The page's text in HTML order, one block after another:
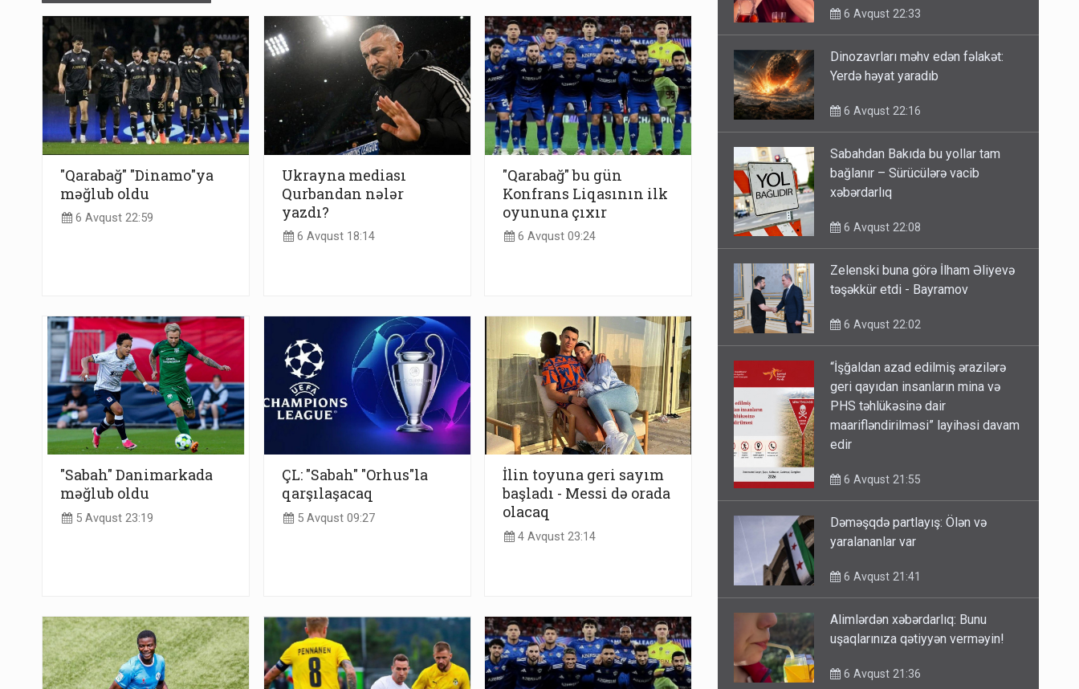
"Qarabağ" "Dinamo"ya
məğlub oldu
6 Avqust 22:59
Ukrayna mediası
Qurbandan nələr
yazdı?
6 Avqust 18:14
"Qarabağ" bu gün
Konfrans Liqasının ilk
oyununa çıxır
6 Avqust 09:24
"Sabah" Danimarkada
məğlub oldu
5 Avqust 23:19
ÇL: "Sabah" "Orhus"la
qarşılaşacaq
5 Avqust 09:27
İlin toyuna geri sayım
başladı - Messi də orada
olacaq
4 Avqust 23:14
6 Avqust 22:33
Dinozavrları məhv edən fəlakət:
Yerdə həyat yaradıb
6 Avqust 22:16
Sabahdan Bakıda bu yollar tam
bağlanır – Sürücülərə vacib
xəbərdarlıq
6 Avqust 22:08
Zelenski buna görə İlham Əliyevə
təşəkkür etdi - Bayramov
6 Avqust 22:02
“İşğaldan azad edilmiş ərazilərə
geri qayıdan insanların mina və
PHS təhlükəsinə dair
maarifləndirilməsi” layihəsi davam
edir
6 Avqust 21:55
Dəməşqdə partlayış: Ölən və
yaralananlar var
6 Avqust 21:41
Alimlərdən xəbərdarlıq: Bunu
uşaqlarınıza qətiyyən verməyin!
6 Avqust 21:36